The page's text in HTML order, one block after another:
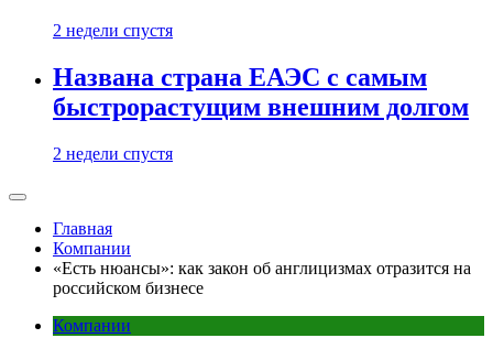
2 недели спустя
Названа страна ЕАЭС с самым
быстрорастущим внешним долгом
2 недели спустя
Главная
Компании
«Есть нюансы»: как закон об англицизмах отразится на
российском бизнесе
Компании